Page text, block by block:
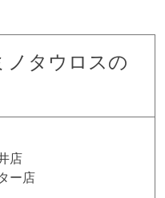
タウロスの
店
店